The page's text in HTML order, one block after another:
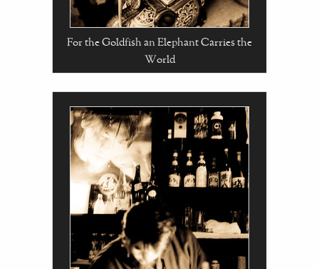
For the Goldfish an Elephant Carries the
World